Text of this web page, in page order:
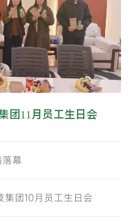
团11月员工生日会
落幕
集团10月员工生日会